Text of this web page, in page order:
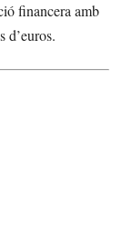
financera amb
d’euros.